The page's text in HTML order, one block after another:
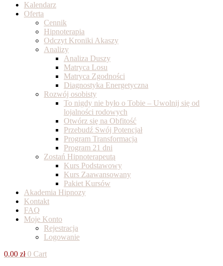
Kalendarz
Oferta
Cennik
Hipnoterapia
Odczyt Kroniki Akaszy
Analizy
Analiza Duszy
Matryca Losu
Matryca Zgodności
Diagnostyka Energetyczna
Rozwój osobisty
To nigdy nie było o Tobie – Uwolnij się od
lojalności rodowych
Otwórz się na Obfitość
Przebudź Swój Potencjał
Program Transformacja
Program 21 dni
Zostań Hipnoterapeutą
Kurs Podstawowy
Kurs Zaawansowany
Pakiet Kursów
Akademia Hipnozy
Kontakt
FAQ
Moje Konto
Rejestracja
Logowanie
0.00 zł 0 Cart